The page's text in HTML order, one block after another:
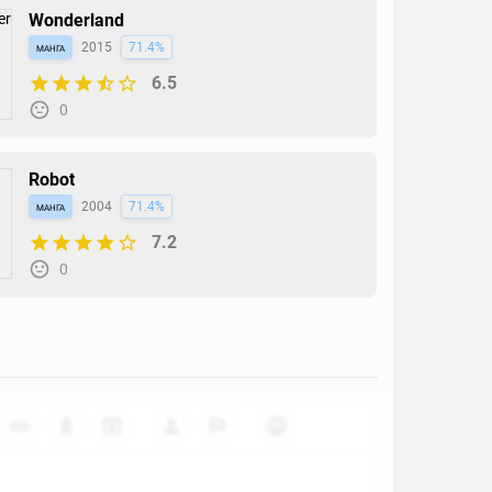
Wonderland
манга 2015 71.4%
6.5
0
Robot
манга 2004 71.4%
7.2
0